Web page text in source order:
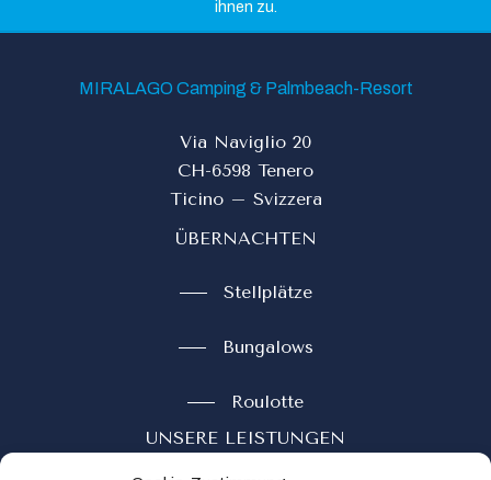
ihnen zu.
MIRALAGO Camping & Palmbeach-Resort
Via Naviglio 20
CH-6598 Tenero
Ticino – Svizzera
ÜBERNACHTEN
Stellplätze
Bungalows
Roulotte
UNSERE LEISTUNGEN